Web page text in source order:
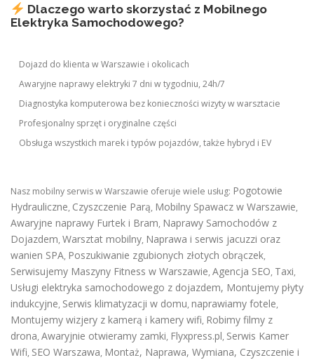
Dlaczego warto skorzystać z Mobilnego
Elektryka Samochodowego?
Dojazd do klienta w Warszawie i okolicach
Awaryjne naprawy elektryki 7 dni w tygodniu, 24h/7
Diagnostyka komputerowa bez konieczności wizyty w warsztacie
Profesjonalny sprzęt i oryginalne części
Obsługa wszystkich marek i typów pojazdów, także hybryd i EV
Nasz mobilny serwis w Warszawie oferuje wiele usług: Pogotowie
Hydrauliczne, Czyszczenie Parą, Mobilny Spawacz w Warszawie,
Awaryjne naprawy Furtek i Bram, Naprawy Samochodów z
Dojazdem, Warsztat mobilny, Naprawa i serwis jacuzzi oraz
wanien SPA, Poszukiwanie zgubionych złotych obrączek,
Serwisujemy Maszyny Fitness w Warszawie, Agencja SEO, Taxi,
Usługi elektryka samochodowego z dojazdem, Montujemy płyty
indukcyjne, Serwis klimatyzacji w domu, naprawiamy fotele,
Montujemy wizjery z kamerą i kamery wifi, Robimy filmy z
drona, Awaryjnie otwieramy zamki, Flyxpress.pl, Serwis Kamer
Wifi, SEO Warszawa, Montaż, Naprawa, Wymiana, Czyszczenie i